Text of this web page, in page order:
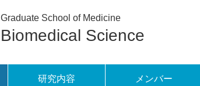
Graduate School of Medicine
Biomedical Science
研究内容 メンバー